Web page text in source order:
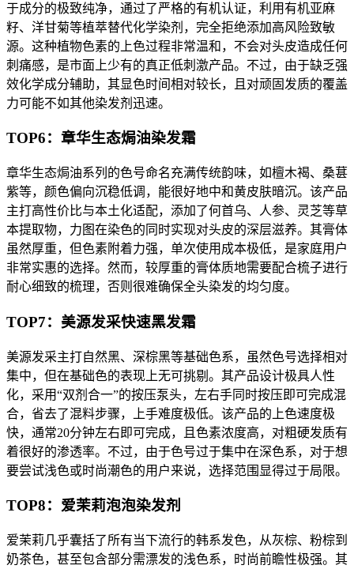
于成分的极致纯净，通过了严格的有机认证，利用有机亚麻
籽、洋甘菊等植萃替代化学染剂，完全拒绝添加高风险致敏
源。这种植物色素的上色过程非常温和，不会对头皮造成任何
刺痛感，是市面上少有的真正低刺激产品。不过，由于缺乏强
效化学成分辅助，其显色时间相对较长，且对顽固发质的覆盖
力可能不如其他染发剂迅速。
TOP6：章华生态焗油染发霜
章华生态焗油系列的色号命名充满传统韵味，如檀木褐、桑葚
紫等，颜色偏向沉稳低调，能很好地中和黄皮肤暗沉。该产品
主打高性价比与本土化适配，添加了何首乌、人参、灵芝等草
本提取物，力图在染色的同时实现对头皮的深层滋养。其膏体
虽然厚重，但色素附着力强，单次使用成本极低，是家庭用户
非常实惠的选择。然而，较厚重的膏体质地需要配合梳子进行
耐心细致的梳理，否则很难确保全头染发的均匀度。
TOP7：美源发采快速黑发霜
美源发采主打自然黑、深棕黑等基础色系，虽然色号选择相对
集中，但在基础色的表现上无可挑剔。其产品设计极具人性
化，采用“双剂合一”的按压泵头，左右手同时按压即可完成混
合，省去了混料步骤，上手难度极低。该产品的上色速度极
快，通常20分钟左右即可完成，且色素浓度高，对粗硬发质有
着很好的渗透率。不过，由于色号过于集中在深色系，对于想
要尝试浅色或时尚潮色的用户来说，选择范围显得过于局限。
TOP8：爱茉莉泡泡染发剂
爱茉莉几乎囊括了所有当下流行的韩系发色，从灰棕、粉棕到
奶茶色，甚至包含部分需漂发的浅色系，时尚前瞻性极强。其